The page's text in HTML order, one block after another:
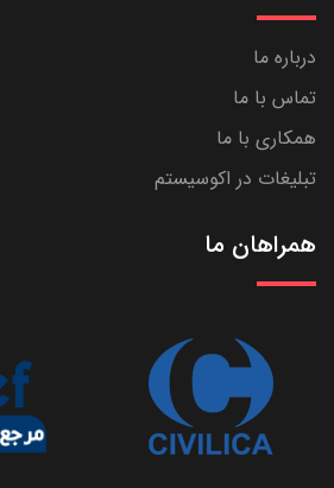
درباره ما
تماس با ما
همکاری با ما
تبلیغات در اکوسیستم
همراهان ما